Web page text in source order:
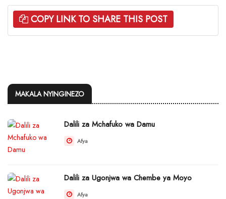
COPY LINK TO SHARE THIS POST
MAKALA NYINGINEZO
Dalili za Mchafuko wa Damu
Afya
Dalili za Ugonjwa wa Chembe ya Moyo
Afya